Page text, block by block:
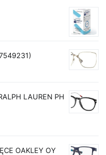
LAUREN PH
OAKLEY OY